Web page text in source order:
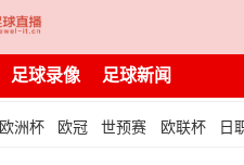
足球录像 足球新闻
欧洲杯 欧冠 世预赛 欧联杯 日